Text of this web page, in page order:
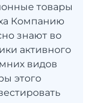
товары
Компанию
знают во
активного
видов
этого